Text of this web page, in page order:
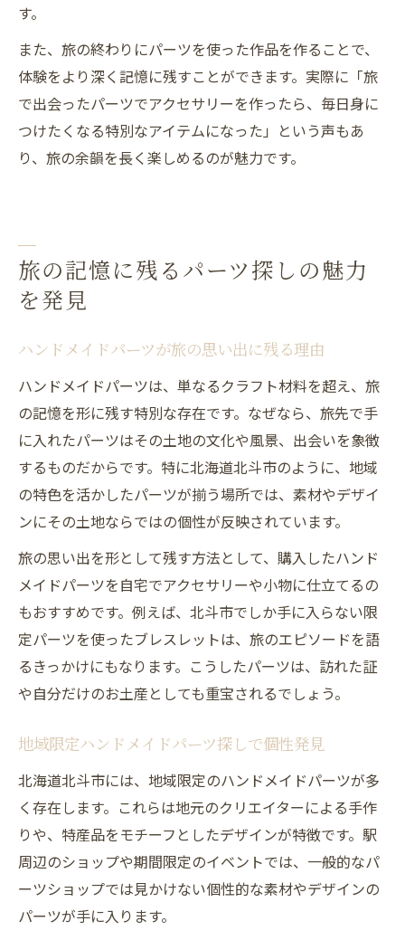
す。
また、旅の終わりにパーツを使った作品を作ることで、
体験をより深く記憶に残すことができます。実際に「旅
で出会ったパーツでアクセサリーを作ったら、毎日身に
つけたくなる特別なアイテムになった」という声もあ
り、旅の余韻を長く楽しめるのが魅力です。
旅の記憶に残るパーツ探しの魅力
を発見
ハンドメイドパーツが旅の思い出に残る理由
ハンドメイドパーツは、単なるクラフト材料を超え、旅
の記憶を形に残す特別な存在です。なぜなら、旅先で手
に入れたパーツはその土地の文化や風景、出会いを象徴
するものだからです。特に北海道北斗市のように、地域
の特色を活かしたパーツが揃う場所では、素材やデザイ
ンにその土地ならではの個性が反映されています。
旅の思い出を形として残す方法として、購入したハンド
メイドパーツを自宅でアクセサリーや小物に仕立てるの
もおすすめです。例えば、北斗市でしか手に入らない限
定パーツを使ったブレスレットは、旅のエピソードを語
るきっかけにもなります。こうしたパーツは、訪れた証
や自分だけのお土産としても重宝されるでしょう。
地域限定ハンドメイドパーツ探しで個性発見
北海道北斗市には、地域限定のハンドメイドパーツが多
く存在します。これらは地元のクリエイターによる手作
りや、特産品をモチーフとしたデザインが特徴です。駅
周辺のショップや期間限定のイベントでは、一般的なパ
ーツショップでは見かけない個性的な素材やデザインの
パーツが手に入ります。